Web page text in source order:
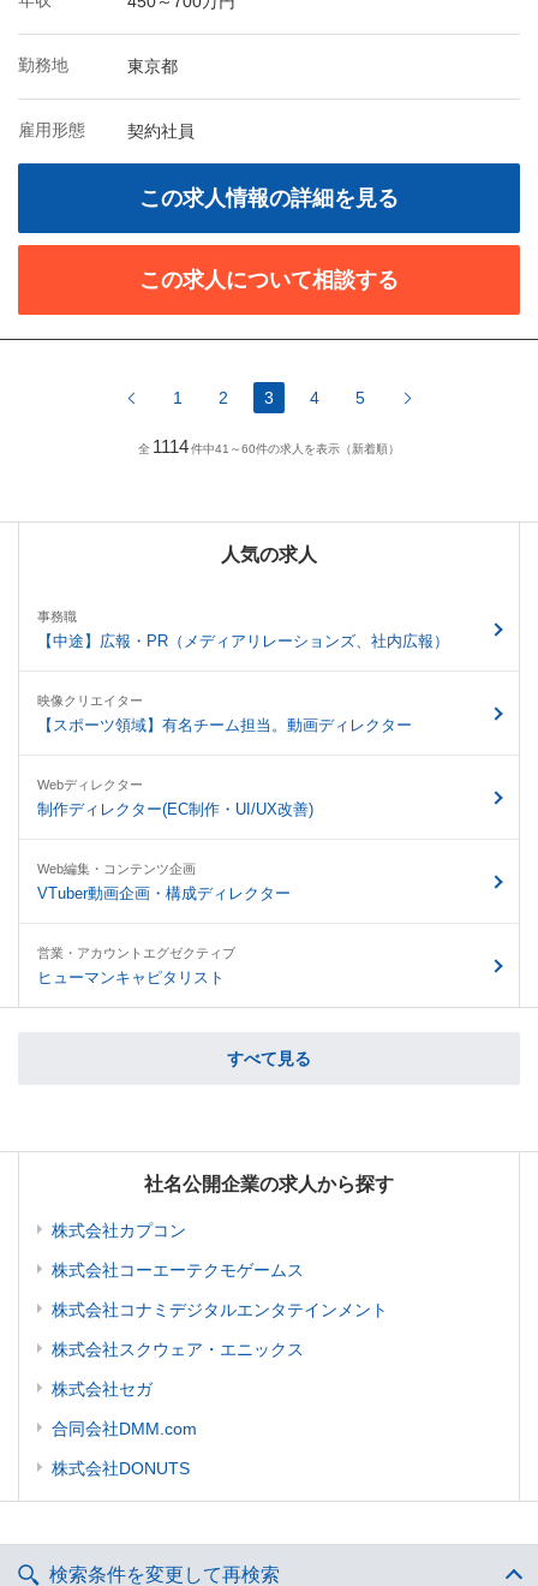
勤務地 東京都
雇用形態 契約社員
この求人情報の詳細を見る
この求人について相談する
1 2 3 4 5
全 1114件中41～60件の求人を表示（新着順）
人気の求人
事務職
【中途】広報・PR（メディアリレーションズ、社内広報）
映像クリエイター
【スポーツ領域】有名チーム担当。動画ディレクター
Webディレクター
制作ディレクター(EC制作・UI/UX改善)
Web編集・コンテンツ企画
VTuber動画企画・構成ディレクター
営業・アカウントエグゼクティブ
ヒューマンキャピタリスト
すべて見る
社名公開企業の求人から探す
株式会社カプコン
株式会社コーエーテクモゲームス
株式会社コナミデジタルエンタテインメント
株式会社スクウェア・エニックス
株式会社セガ
合同会社DMM.com
株式会社DONUTS
検索条件を変更して再検索